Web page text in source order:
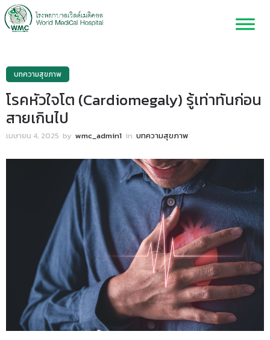
บทความสุขภาพ
โรคหัวใจโต (Cardiomegaly) รู้เท่าทันก่อน
สายเกินไป
เมษายน 4, 2025 by wmc_admin1 in บทความสุขภาพ